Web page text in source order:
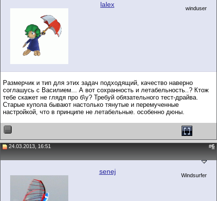
lalex winduser
Размерчик и тип для этих задач подходящий, качество наверно
соглашусь с Василием... А вот сохранность и летабельность..? Ктож
тебе скажет не глядя про б\у? Требуй обязательного тест-драйва.
Старые купола бывают настолько тянутые и перемученные
настройкой, что в принципе не летабельные. особенно дюны.
24.03.2013, 16:51 #6
senej Windsurfer